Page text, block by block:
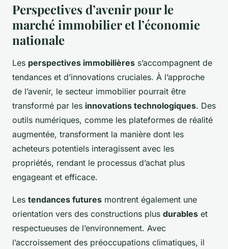
Perspectives d’avenir pour le
marché immobilier et l’économie
nationale
Les perspectives immobilières s’accompagnent de
tendances et d’innovations cruciales. À l’approche
de l’avenir, le secteur immobilier pourrait être
transformé par les innovations technologiques. Des
outils numériques, comme les plateformes de réalité
augmentée, transforment la manière dont les
acheteurs potentiels interagissent avec les
propriétés, rendant le processus d’achat plus
engageant et efficace.
Les tendances futures montrent également une
orientation vers des constructions plus durables et
respectueuses de l’environnement. Avec
l’accroissement des préoccupations climatiques, il